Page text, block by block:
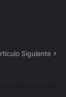
Siguiente